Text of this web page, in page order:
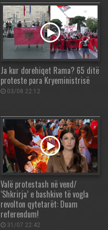
Ja kur dorehiqet Rama? 65 ditë
proteste para Kryeministrisë
03/08 22:12
Valë protestash në vend/
‘Shkrirja’ e bashkive të vogla
revolton qytetarët: Duam
referendum!
31/07 22:42